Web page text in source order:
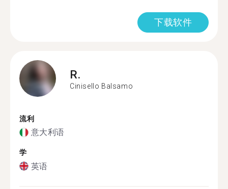
下载软件
R.
Cinisello Balsamo
流利
意大利语
学
英语